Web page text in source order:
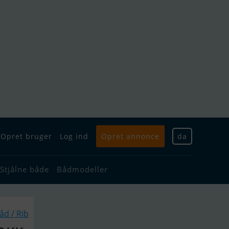
Opret bruger Log ind Opret annonce da
Stjålne både Bådmodeller
/ Rib